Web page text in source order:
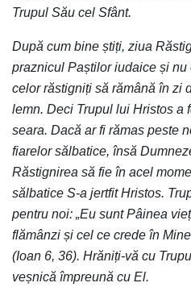
Trupul Său cel Sfânt.
După cum bine știți, ziua
praznicul Paștilor iudaice și
celor răstigniți să rămână în zi
lemn. Deci Trupul lui Hristos a
seara. Dacă ar fi rămas peste
fiarelor sălbatice, însă
Răstignirea să fie în acel
sălbatice S-a jertfit Hristos.
pentru noi: „Eu sunt Pâinea
flămânzi și cel ce crede în
(Ioan 6, 36). Hrăniți-vă cu
veșnică împreună cu El.